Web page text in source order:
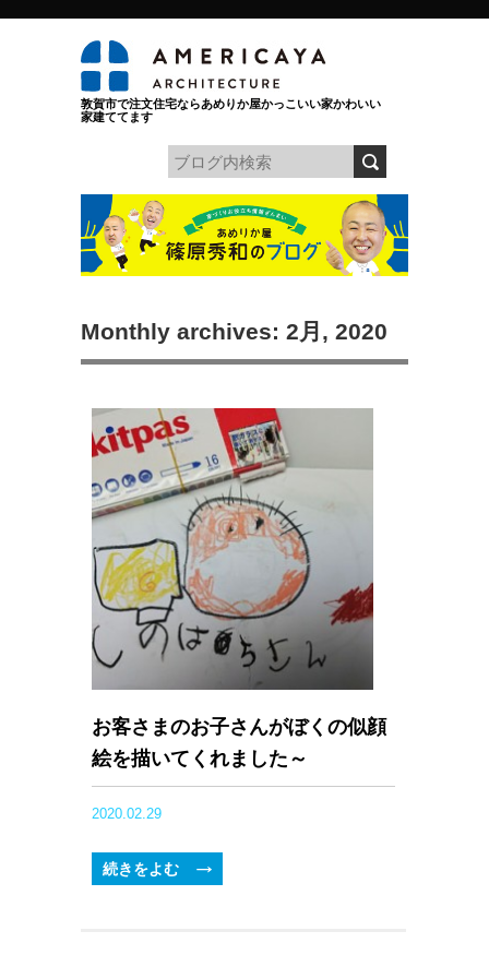
敦賀市で注文住宅ならあめりか屋かっこいい家かわいい
家建ててます
Monthly archives: 2月, 2020
お客さまのお子さんがぼくの似顔
絵を描いてくれました～
2020.02.29
続きをよむ